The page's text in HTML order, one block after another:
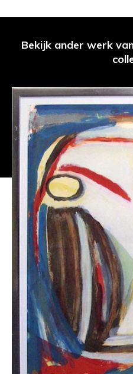
Bekijk ander werk